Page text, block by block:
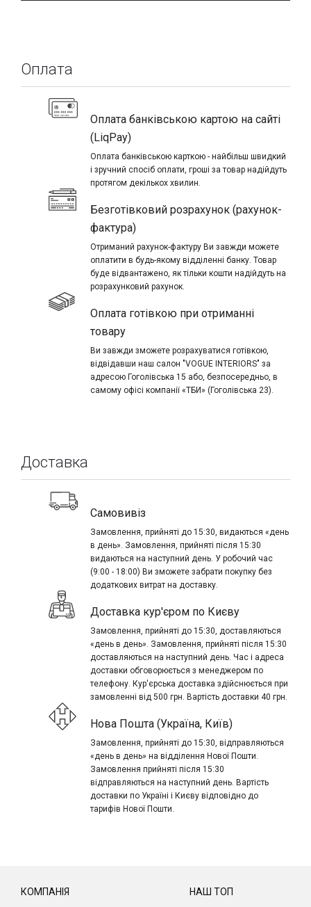
Оплата
Оплата банківською картою на сайті
(LiqPay)
Оплата банківською карткою - найбільш швидкий
і зручний спосіб оплати, гроші за товар надійдуть
протягом декількох хвилин.
Безготівковий розрахунок (рахунок-
фактура)
Отриманий рахунок-фактуру Ви завжди можете
оплатити в будь-якому відділенні банку. Товар
буде відвантажено, як тільки кошти надійдуть на
розрахунковий рахунок.
Оплата готівкою при отриманні
товару
Ви завжди зможете розрахуватися готівкою,
відвідавши наш салон "VOGUE INTERIORS" за
адресою Гоголівська 15 або, безпосередньо, в
самому офісі компанії «ТБИ» (Гоголівська 23).
Доставка
Самовивіз
Замовлення, прийняті до 15:30, видаються «день
в день». Замовлення, прийняті після 15:30
видаються на наступний день. У робочий час
(9:00 - 18:00) Ви зможете забрати покупку без
додаткових витрат на доставку.
Доставка кур'єром по Києву
Замовлення, прийняті до 15:30, доставляються
«день в день». Замовлення, прийняті після 15:30
доставляються на наступний день. Час і адреса
доставки обговорюється з менеджером по
телефону. Кур'єрська доставка здійснюється при
замовленні від 500 грн. Вартість доставки 40 грн.
Нова Пошта (Україна, Київ)
Замовлення, прийняті до 15:30, відправляються
«день в день» на відділення Нової Пошти.
Замовлення прийняті після 15:30
відправляються на наступний день. Вартість
доставки по Україні і Києву відповідно до
тарифів Нової Пошти.
КОМПАНІЯ НАШ ТОП